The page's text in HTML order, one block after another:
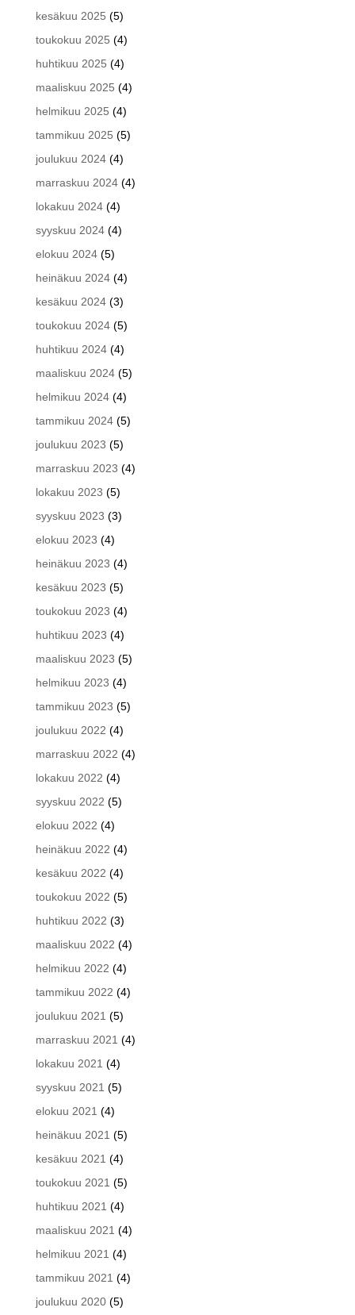
kesäkuu 2025 (5)
toukokuu 2025 (4)
huhtikuu 2025 (4)
maaliskuu 2025 (4)
helmikuu 2025 (4)
tammikuu 2025 (5)
joulukuu 2024(4)
marraskuu 2024(4)
lokakuu 2024(4)
syyskuu 2024(4)
elokuu 2024(5)
heinäkuu 2024(4)
kesäkuu 2024(3)
toukokuu 2024(5)
huhtikuu 2024(4)
maaliskuu 2024(5)
helmikuu 2024(4)
tammikuu 2024(5)
joulukuu 2023 (5)
marraskuu 2023 (4)
lokakuu 2023 (5)
syyskuu 2023 (3)
elokuu 2023 (4)
heinäkuu 2023 (4)
kesäkuu 2023 (5)
toukokuu 2023 (4)
huhtikuu 2023 (4)
maaliskuu 2023 (5)
helmikuu 2023 (4)
tammikuu 2023 (5)
joulukuu 2022 (4)
marraskuu 2022 (4)
lokakuu 2022 (4)
syyskuu 2022 (5)
elokuu 2022 (4)
heinäkuu 2022 (4)
kesäkuu 2022 (4)
toukokuu 2022 (5)
huhtikuu 2022 (3)
maaliskuu 2022 (4)
helmikuu 2022 (4)
tammikuu 2022 (4)
joulukuu 2021 (5)
marraskuu 2021 (4)
lokakuu 2021 (4)
syyskuu 2021 (5)
elokuu 2021 (4)
heinäkuu 2021 (5)
kesäkuu 2021 (4)
toukokuu 2021 (5)
huhtikuu 2021 (4)
maaliskuu 2021 (4)
helmikuu 2021 (4)
tammikuu 2021 (4)
joulukuu 2020(5)